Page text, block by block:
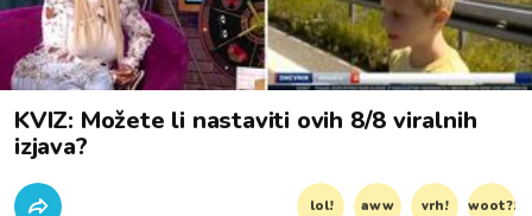
KVIZ: Možete li nastaviti ovih 8/8 viralnih
izjava?
lol! aww vrh! woot?!